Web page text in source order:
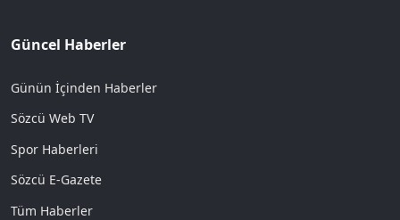
Güncel Haberler
Günün İçinden Haberler
Sözcü Web TV
Spor Haberleri
Sözcü E-Gazete
Tüm Haberler